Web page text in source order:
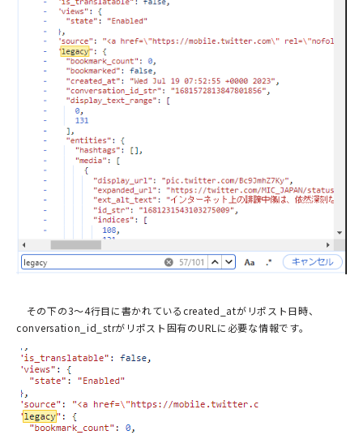
その下の3～4行目に書かれているcreated_atがリポスト日時、
conversation_id_strがリポスト固有のURLに必要な情報です。